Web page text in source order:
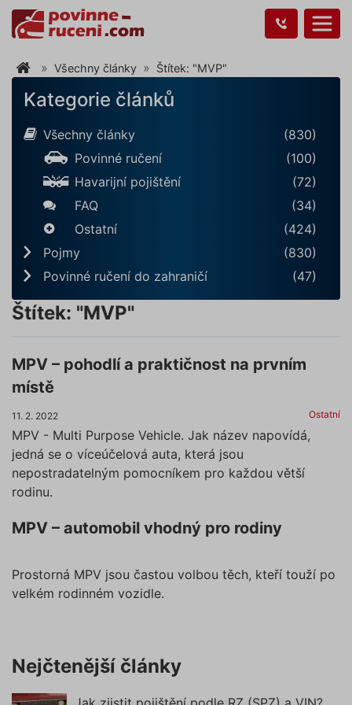
Všechny články Štítek: "MVP"
Kategorie článků
Všechny články
(830)
Povinné ručení
(100)
Havarijní pojištění
(72)
FAQ
(34)
Ostatní
(424)
Pojmy
(830)
Povinné ručení do zahraničí
(47)
Štítek: "MVP"
MPV – pohodlí a praktičnost na prvním
místě
11. 2. 2022 Ostatní
MPV - Multi Purpose Vehicle. Jak název napovídá,
jedná se o víceúčelová auta, která jsou
nepostradatelným pomocníkem pro každou větší
rodinu.
MPV – automobil vhodný pro rodiny
Prostorná MPV jsou častou volbou těch, kteří touží po
velkém rodinném vozidle.
Nejčtenější články